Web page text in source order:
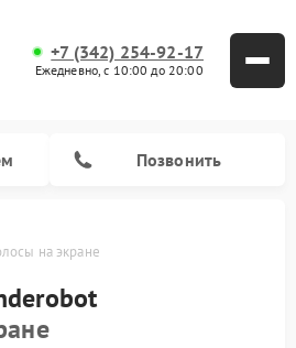
+7 (342) 254-92-17
Ежедневно, с 10:00 до 20:00
Позвонить
на экране